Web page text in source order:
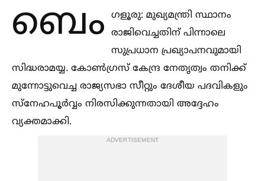
ബെം ഗളൂരു: മുഖ്യമന്ത്രി സ്ഥാനം
രാജിവെച്ചതിന് പിന്നാലെ
സുപ്രധാന പ്രഖ്യാപനവുമായി
സിദ്ധരാമയ്യ. കോണ്‍ഗ്രസ് കേന്ദ്ര നേതൃത്വം തനിക്ക്
മുന്നോട്ടുവെച്ച രാജ്യസഭാ സീറ്റും ദേശീയ പദവികളും
സ്നേഹപൂർവ്വം നിരസിക്കുന്നതായി അദ്ദേഹം
വ്യക്തമാക്കി.
ADVERTISEMENT